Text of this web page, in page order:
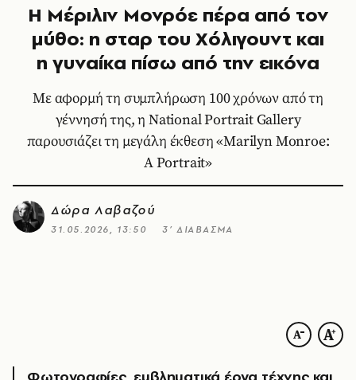
Η Μέριλιν Μονρόε πέρα από τον
μύθο: η σταρ του Χόλιγουντ και
η γυναίκα πίσω από την εικόνα
Με αφορμή τη συμπλήρωση 100 χρόνων από τη
γέννησή της, η National Portrait Gallery
παρουσιάζει τη μεγάλη έκθεση «Marilyn Monroe:
A Portrait»
Δώρα Λαβαζού
31.05.2026, 13:50 3’ ΔΙΑΒΑΣΜΑ